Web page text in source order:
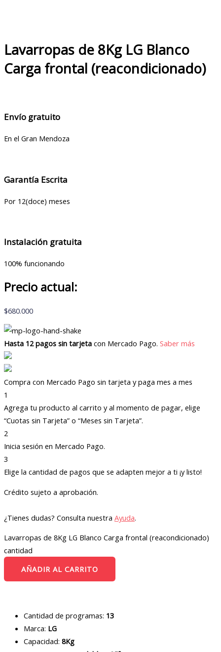
Lavarropas de 8Kg LG Blanco
Carga frontal (reacondicionado)
Envío gratuito
En el Gran Mendoza
Garantía Escrita
Por 12(doce) meses
Instalación gratuita
100% funcionando
Precio actual:
$680.000
Hasta 12 pagos sin tarjeta con Mercado Pago. Saber más
Compra con Mercado Pago sin tarjeta y paga mes a mes
1
Agrega tu producto al carrito y al momento de pagar, elige
“Cuotas sin Tarjeta” o “Meses sin Tarjeta”.
2
Inicia sesión en Mercado Pago.
3
Elige la cantidad de pagos que se adapten mejor a ti ¡y listo!
Crédito sujeto a aprobación.
¿Tienes dudas? Consulta nuestra Ayuda.
Lavarropas de 8Kg LG Blanco Carga frontal (reacondicionado)
cantidad
AÑADIR AL CARRITO
Cantidad de programas: 13
Marca: LG
Capacidad: 8Kg